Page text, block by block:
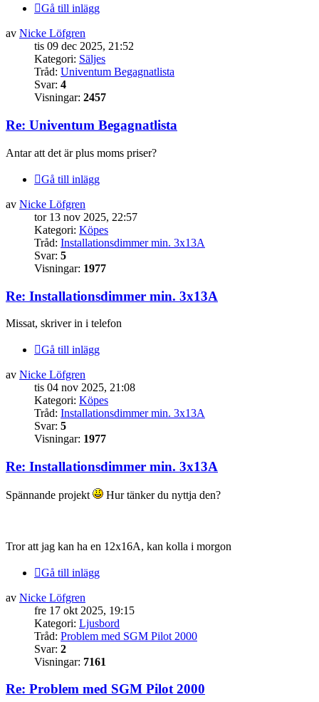
Gå till inlägg
av Nicke Löfgren
tis 09 dec 2025, 21:52
Kategori: Säljes
Tråd: Univentum Begagnatlista
Svar: 4
Visningar: 2457
Re: Univentum Begagnatlista
Antar att det är plus moms priser?
Gå till inlägg
av Nicke Löfgren
tor 13 nov 2025, 22:57
Kategori: Köpes
Tråd: Installationsdimmer min. 3x13A
Svar: 5
Visningar: 1977
Re: Installationsdimmer min. 3x13A
Missat, skriver in i telefon
Gå till inlägg
av Nicke Löfgren
tis 04 nov 2025, 21:08
Kategori: Köpes
Tråd: Installationsdimmer min. 3x13A
Svar: 5
Visningar: 1977
Re: Installationsdimmer min. 3x13A
Spännande projekt Hur tänker du nyttja den?
Tror att jag kan ha en 12x16A, kan kolla i morgon
Gå till inlägg
av Nicke Löfgren
fre 17 okt 2025, 19:15
Kategori: Ljusbord
Tråd: Problem med SGM Pilot 2000
Svar: 2
Visningar: 7161
Re: Problem med SGM Pilot 2000